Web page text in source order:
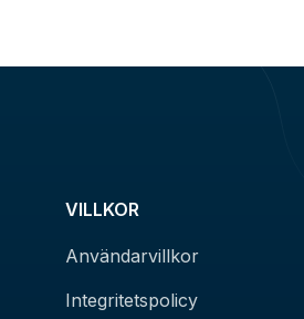
VILLKOR
Användarvillkor
Integritetspolicy